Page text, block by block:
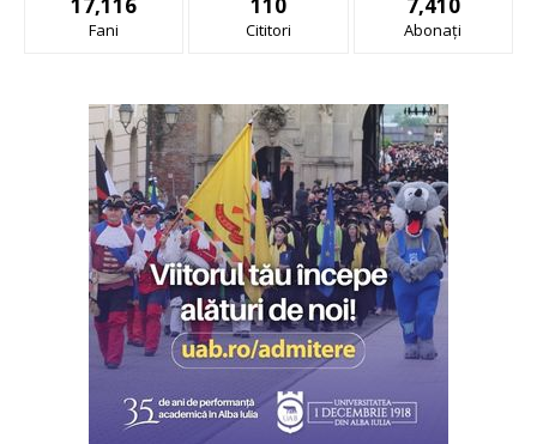
17,116
Fani
110
Cititori
7,410
Abonați